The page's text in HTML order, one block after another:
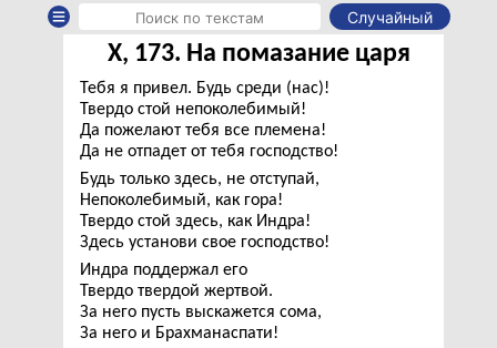
Случайный
X, 173. На помазание царя
Тебя я привел. Будь среди (нас)!
Твердо стой непоколебимый!
Да пожелают тебя все племена!
Да не отпадет от тебя господство!
Будь только здесь, не отступай,
Непоколебимый, как гора!
Твердо стой здесь, как Индра!
Здесь установи свое господство!
Индра поддержал его
Твердо твердой жертвой.
За него пусть выскажется сома,
За него и Брахманаспати!